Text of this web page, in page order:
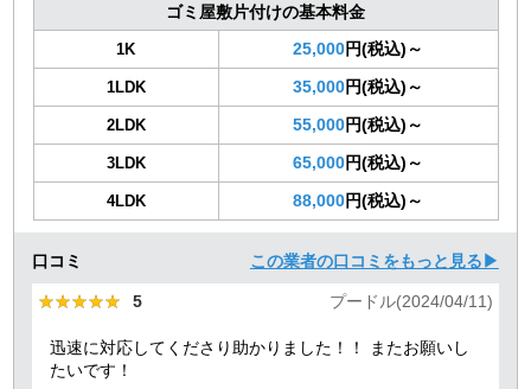
ゴミ屋敷片付けの基本料金
1K 25,000円(税込)～
1LDK 35,000円(税込)～
2LDK 55,000円(税込)～
3LDK 65,000円(税込)～
4LDK 88,000円(税込)～
口コミ この業者の口コミをもっと見る▶
★★★★★
★★★★★ 5 プードル(2024/04/11)
迅速に対応してくださり助かりました！！ またお願いし
たいです！